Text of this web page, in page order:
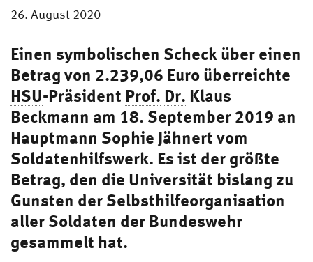
26. August 2020
Einen symbolischen Scheck über einen
Betrag von 2.239,06 Euro überreichte
HSU-Präsident Prof. Dr. Klaus
Beckmann am 18. September 2019 an
Hauptmann Sophie Jähnert vom
Soldatenhilfswerk. Es ist der größte
Betrag, den die Universität bislang zu
Gunsten der Selbsthilfeorganisation
aller Soldaten der Bundeswehr
gesammelt hat.